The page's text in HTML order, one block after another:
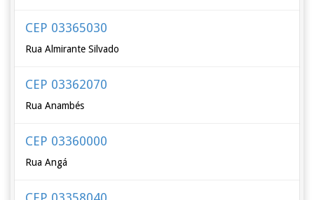
CEP 03365030
Rua Almirante Silvado
CEP 03362070
Rua Anambés
CEP 03360000
Rua Angá